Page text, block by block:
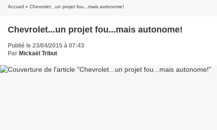
Accueil » Chevrolet...un projet fou...mais autonome!
Chevrolet...un projet fou...mais autonome!
Publié le 23/04/2015 à 07:43
Par Mickaël Tribut